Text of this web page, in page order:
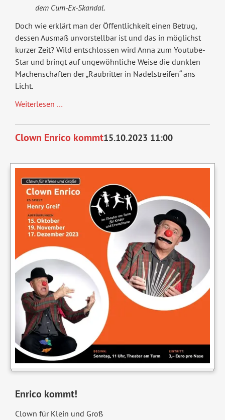
dem Cum-Ex-Skandal.
Doch wie erklärt man der Öffentlichkeit einen Betrug,
dessen Ausmaß unvorstellbar ist und das in möglichst
kurzer Zeit? Wild entschlossen wird Anna zum Youtube-
Star und bringt auf ungewöhnliche Weise die dunklen
Machenschaften der „Raubritter in Nadelstreifen“ ans
Licht.
Weiterlesen …WHISP€RBLOWER
Clown Enrico kommt15.10.2023 11:00
Enrico kommt!
Clown für Klein und Groß